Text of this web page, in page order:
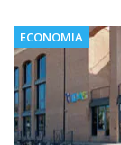
ECONOMIA